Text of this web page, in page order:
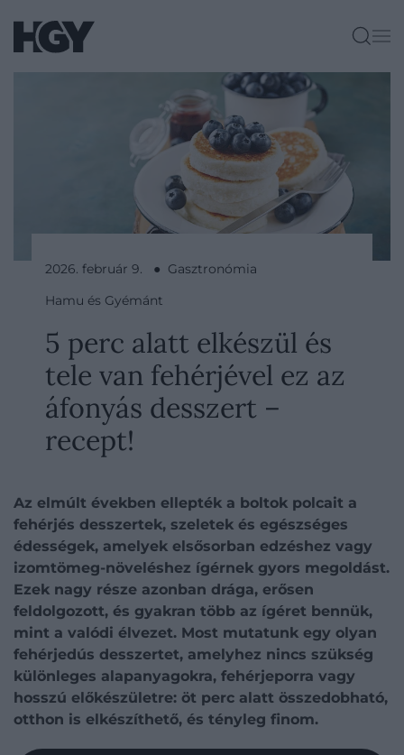
2026. február 9. ● Gasztronómia
Hamu és Gyémánt
5 perc alatt elkészül és
tele van fehérjével ez az
áfonyás desszert –
recept!
Az elmúlt években ellepték a boltok polcait a
fehérjés desszertek, szeletek és egészséges
édességek, amelyek elsősorban edzéshez vagy
izomtömeg-növeléshez ígérnek gyors megoldást.
Ezek nagy része azonban drága, erősen
feldolgozott, és gyakran több az ígéret bennük,
mint a valódi élvezet. Most mutatunk egy olyan
fehérjedús desszertet, amelyhez nincs szükség
különleges alapanyagokra, fehérjeporra vagy
hosszú előkészületre: öt perc alatt összedobható,
otthon is elkészíthető, és tényleg finom.